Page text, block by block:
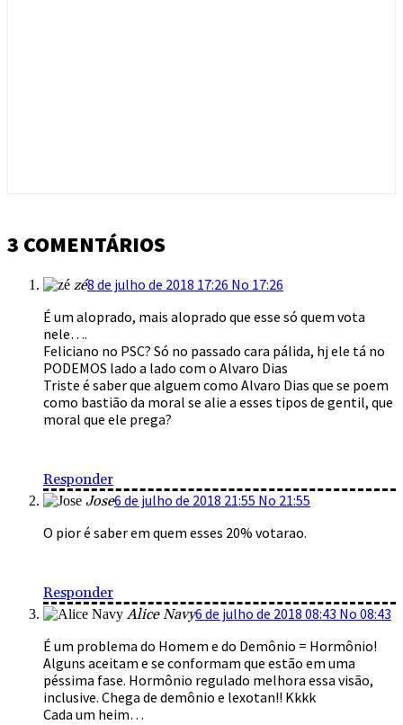
3 COMENTÁRIOS
zé8 de julho de 2018 17:26 No 17:26
É um aloprado, mais aloprado que esse só quem vota
nele….
Feliciano no PSC? Só no passado cara pálida, hj ele tá no
PODEMOS lado a lado com o Alvaro Dias
Triste é saber que alguem como Alvaro Dias que se poem
como bastião da moral se alie a esses tipos de gentil, que
moral que ele prega?
Responder
Jose6 de julho de 2018 21:55 No 21:55
O pior é saber em quem esses 20% votarao.
Responder
Alice Navy6 de julho de 2018 08:43 No 08:43
É um problema do Homem e do Demônio = Hormônio!
Alguns aceitam e se conformam que estão em uma
péssima fase. Hormônio regulado melhora essa visão,
inclusive. Chega de demônio e lexotan!! Kkkk
Cada um heim…